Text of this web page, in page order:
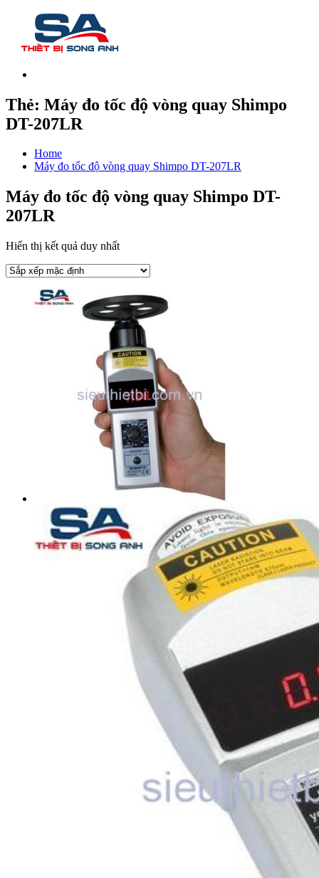
Thẻ: Máy đo tốc độ vòng quay Shimpo
DT-207LR
Home
Máy đo tốc độ vòng quay Shimpo DT-207LR
Máy đo tốc độ vòng quay Shimpo DT-
207LR
Hiển thị kết quả duy nhất